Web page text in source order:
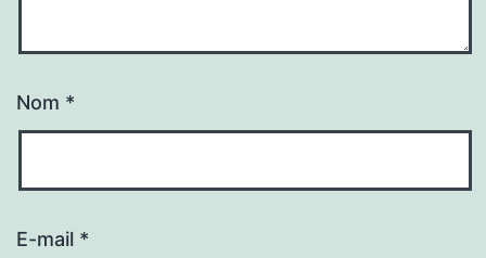
Nom *
E-mail *